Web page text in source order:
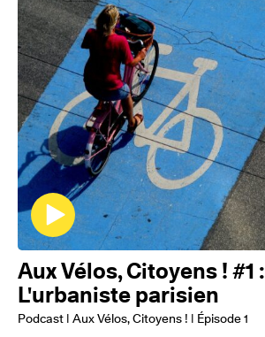
Aux Vélos, Citoyens ! #1 :
L'urbaniste parisien
Podcast | Aux Vélos, Citoyens ! | Épisode 1